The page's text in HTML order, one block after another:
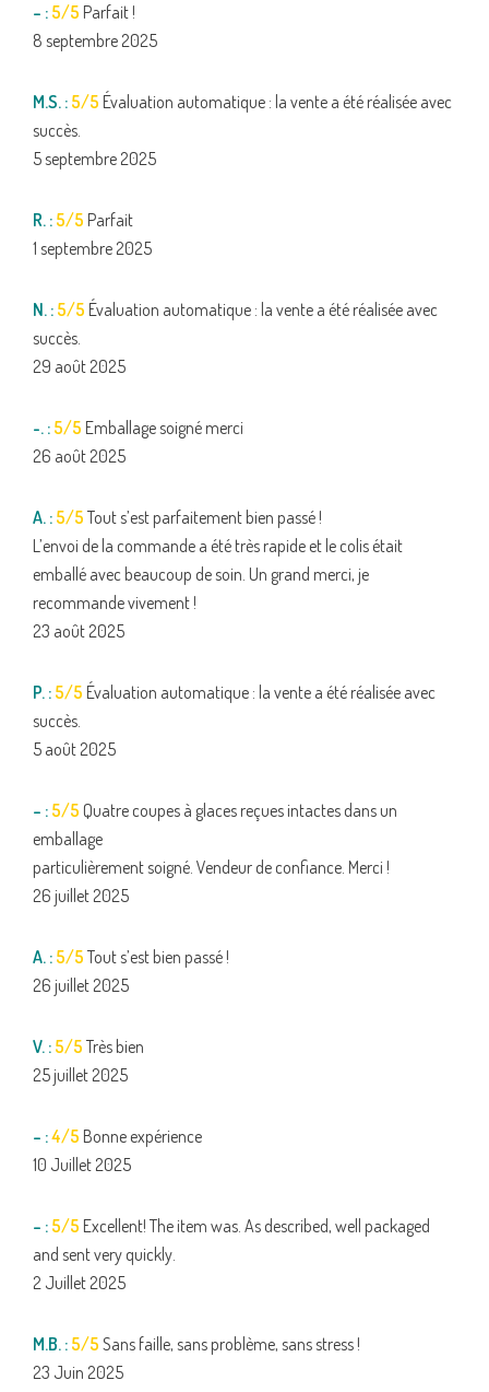
– : 5/5 Parfait !
8 septembre 2025
M.S. : 5/5 Évaluation automatique : la vente a été réalisée avec
succès.
5 septembre 2025
R. : 5/5 Parfait
1 septembre 2025
N. : 5/5 Évaluation automatique : la vente a été réalisée avec
succès.
29 août 2025
-. : 5/5 Emballage soigné merci
26 août 2025
A. : 5/5 Tout s’est parfaitement bien passé !
L’envoi de la commande a été très rapide et le colis était
emballé avec beaucoup de soin. Un grand merci, je
recommande vivement !
23 août 2025
P. : 5/5 Évaluation automatique : la vente a été réalisée avec
succès.
5 août 2025
– : 5/5 Quatre coupes à glaces reçues intactes dans un
emballage
particulièrement soigné. Vendeur de confiance. Merci !
26 juillet 2025
A. : 5/5 Tout s’est bien passé !
26 juillet 2025
V. : 5/5 Très bien
25 juillet 2025
– :4/5 Bonne expérience
10 Juillet 2025
– : 5/5 Excellent! The item was. As described, well packaged
and sent very quickly.
2 Juillet 2025
M.B. : 5/5 Sans faille, sans problème, sans stress !
23 Juin 2025